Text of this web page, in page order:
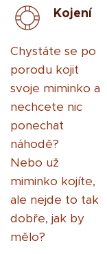
Kojení
Chystáte se po
porodu kojit
svoje miminko a
nechcete nic
ponechat
náhodě?
Nebo už
miminko kojíte,
ale nejde to tak
dobře, jak by
mělo?